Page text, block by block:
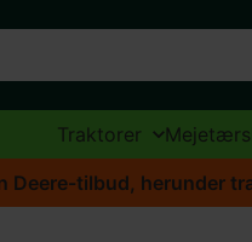
Traktorer
Deere-tilbud, herunder